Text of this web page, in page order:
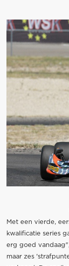
Met een vierde,
kwalificatie series
erg goed
maar zes